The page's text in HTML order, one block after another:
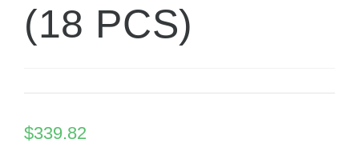
(18 PCS)
$339.82